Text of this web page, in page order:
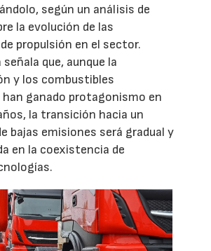
según un análisis de
la evolución de las
propulsión en el sector.
que, aunque la
y los combustibles
ganado protagonismo en
la transición hacia un
bajas emisiones será gradual y
en la coexistencia de